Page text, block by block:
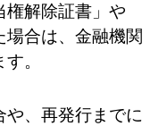
権解除証書」や
場合は、金融機関
。
や、再発行までに